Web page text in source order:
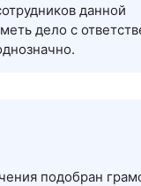
данной
дело с
подобран